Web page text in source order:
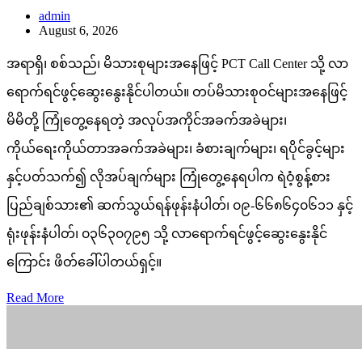
admin
August 6, 2026
အရာရှိ၊ စစ်သည်၊ မိသားစုများအနေဖြင့် PCT Call Center သို့ လာ
ရောက်ရင်ဖွင့်ဆွေးနွေးနိုင်ပါတယ်။ တပ်မိသားစုဝင်များအနေဖြင့်
မိမိတို့ ကြုံတွေ့နေရတဲ့ အလုပ်အကိုင်အခက်အခဲများ၊
ကိုယ်ရေးကိုယ်တာအခက်အခဲများ၊ ခံစားချက်များ၊ ရပိုင်ခွင့်များ
နှင့်ပတ်သက်၍ လိုအပ်ချက်များ ကြုံတွေ့နေရပါက ရဲဝံ့စွန့်စား
ပြည်ချစ်သား၏ ဆက်သွယ်ရန်ဖုန်းနံပါတ်၊ ၀၉-၆၆၈၆၄၀၆၁၁ နှင့်
ရုံးဖုန်းနံပါတ်၊ ၀၃၆၃၀၇၉၅ သို့ လာရောက်ရင်ဖွင့်ဆွေးနွေးနိုင်
ကြောင်း ဖိတ်ခေါ်ပါတယ်ရှင့်။
Read More